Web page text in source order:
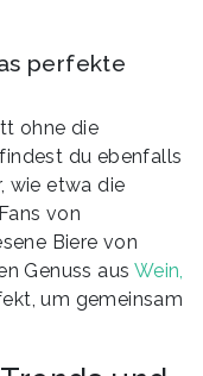
perfekte
ohne die
du ebenfalls
wie etwa die
von
Biere von
Genuss aus Wein,
um gemeinsam